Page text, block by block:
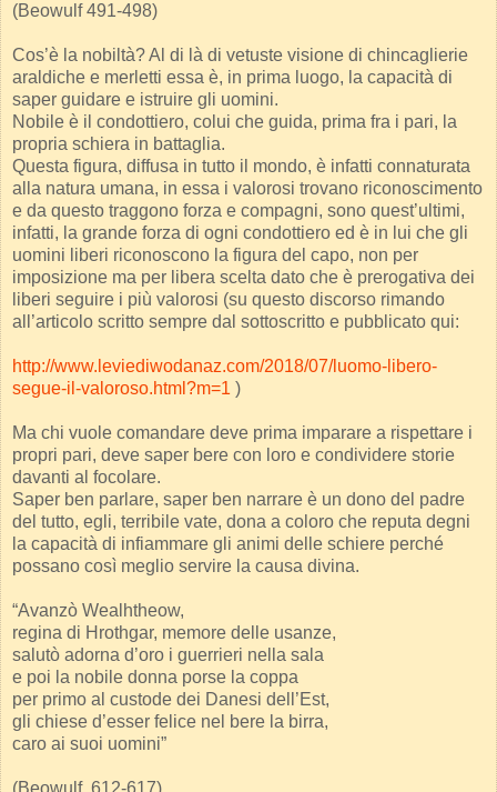
(Beowulf 491-498)
Cos’è la nobiltà? Al di là di vetuste visione di chincaglierie
araldiche e merletti essa è, in prima luogo, la capacità di
saper guidare e istruire gli uomini.
Nobile è il condottiero, colui che guida, prima fra i pari, la
propria schiera in battaglia.
Questa figura, diffusa in tutto il mondo, è infatti connaturata
alla natura umana, in essa i valorosi trovano riconoscimento
e da questo traggono forza e compagni, sono quest’ultimi,
infatti, la grande forza di ogni condottiero ed è in lui che gli
uomini liberi riconoscono la figura del capo, non per
imposizione ma per libera scelta dato che è prerogativa dei
liberi seguire i più valorosi (su questo discorso rimando
all’articolo scritto sempre dal sottoscritto e pubblicato qui:
http://www.leviediwodanaz.com/2018/07/luomo-libero-
segue-il-valoroso.html?m=1 )
Ma chi vuole comandare deve prima imparare a rispettare i
propri pari, deve saper bere con loro e condividere storie
davanti al focolare.
Saper ben parlare, saper ben narrare è un dono del padre
del tutto, egli, terribile vate, dona a coloro che reputa degni
la capacità di infiammare gli animi delle schiere perché
possano così meglio servire la causa divina.
“Avanzò Wealhtheow,
regina di Hrothgar, memore delle usanze,
salutò adorna d’oro i guerrieri nella sala
e poi la nobile donna porse la coppa
per primo al custode dei Danesi dell’Est,
gli chiese d’esser felice nel bere la birra,
caro ai suoi uomini”
(Beowulf, 612-617)